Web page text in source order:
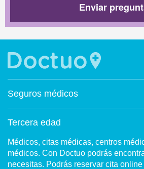
Enviar
Seguros médicos
Tercera edad
Médicos, citas médicas, centros
médicos. Con Doctuo podrás
necesitas. Podrás reservar cita